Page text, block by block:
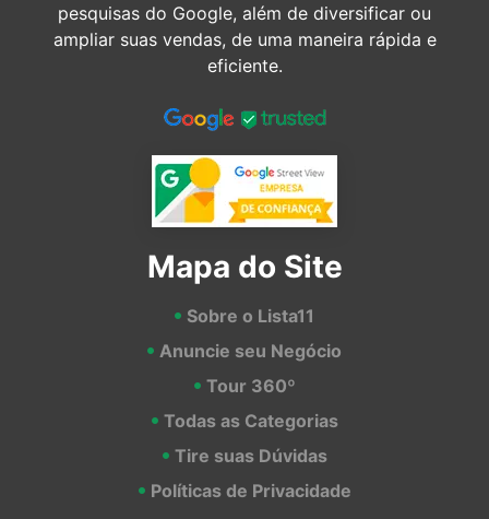
pesquisas do Google, além de diversificar ou
ampliar suas vendas, de uma maneira rápida e
eficiente.
Mapa do Site
Sobre o Lista11
Anuncie seu Negócio
Tour 360º
Todas as Categorias
Tire suas Dúvidas
Políticas de Privacidade